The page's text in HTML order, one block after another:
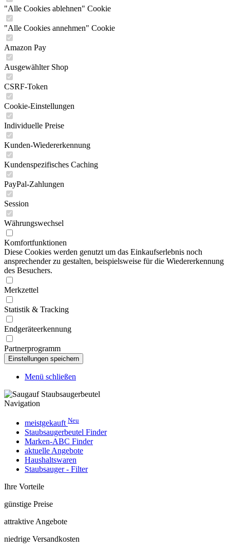
"Alle Cookies ablehnen" Cookie
"Alle Cookies annehmen" Cookie
Amazon Pay
Ausgewählter Shop
CSRF-Token
Cookie-Einstellungen
Individuelle Preise
Kunden-Wiedererkennung
Kundenspezifisches Caching
PayPal-Zahlungen
Session
Währungswechsel
Komfortfunktionen
Diese Cookies werden genutzt um das Einkaufserlebnis noch
ansprechender zu gestalten, beispielsweise für die Wiedererkennung
des Besuchers.
Merkzettel
Statistik & Tracking
Endgeräteerkennung
Partnerprogramm
Menü schließen
Navigation
meistgekauft Neu
Staubsaugerbeutel Finder
Marken-ABC Finder
aktuelle Angebote
Haushaltswaren
Staubsauger - Filter
Ihre Vorteile
günstige Preise
attraktive Angebote
niedrige Versandkosten